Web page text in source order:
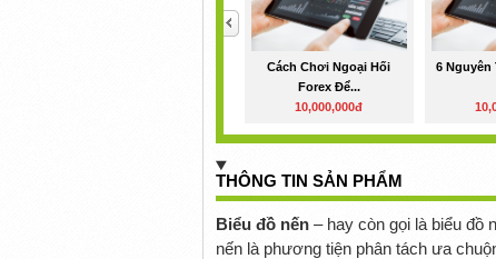
Cách Chơi Ngoại Hối
Forex Để...
10,000,000đ
6 Nguyên
THÔNG TIN SẢN PHẨM
Biểu đồ nến– hay còn gọi là biểu đồ
nến là phương tiện phân tách ưa